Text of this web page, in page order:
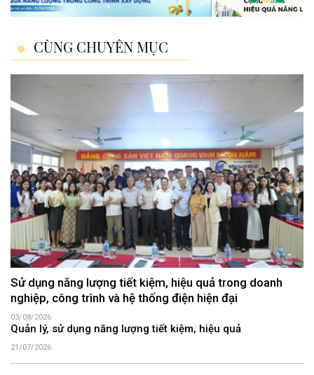
CÙNG CHUYÊN MỤC
Sử dụng năng lượng tiết kiệm, hiệu quả trong doanh
nghiệp, công trình và hệ thống điện hiện đại
03/08/2026
Quản lý, sử dụng năng lượng tiết kiệm, hiệu quả
21/07/2026